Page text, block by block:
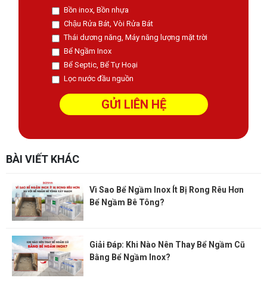
Bồn inox, Bồn nhựa
Chậu Rửa Bát, Vòi Rửa Bát
Thái dương năng, Máy năng lượng mặt trời
Bể Ngầm Inox
Bể Septic, Bể Tự Hoại
Lọc nước đầu nguồn
BÀI VIẾT KHÁC
Vì Sao Bể Ngầm Inox Ít Bị Rong Rêu Hơn
Bể Ngầm Bê Tông?
Giải Đáp: Khi Nào Nên Thay Bể Ngầm Cũ
Bằng Bể Ngầm Inox?